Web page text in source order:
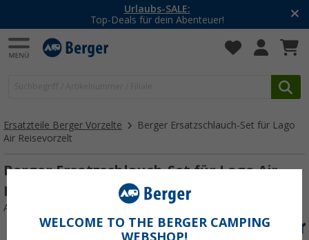
-20% auf Kleidung und Schuhe
Mit dem Aktionscode20SSV
Ersatzteile Berger Vorzelte
Berger Ersatzschlauch-Set für Lago
Air Reisevorzelt
Berger Ersatzschlauch-Set für Lago Air
Reisevorzelt
Art.-Nr.: 121883
WELCOME TO THE BERGER CAMPING